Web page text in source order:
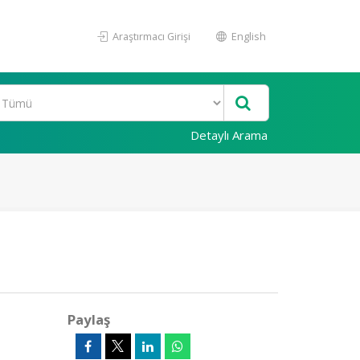
Araştırmacı Girişi English
Detaylı Arama
Paylaş